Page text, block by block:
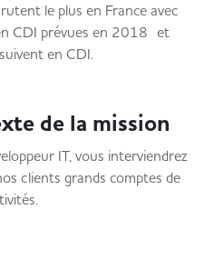
le plus en France avec
CDI prévues en 2018 et
en CDI.
de la mission
IT, vous interviendrez
clients grands comptes de